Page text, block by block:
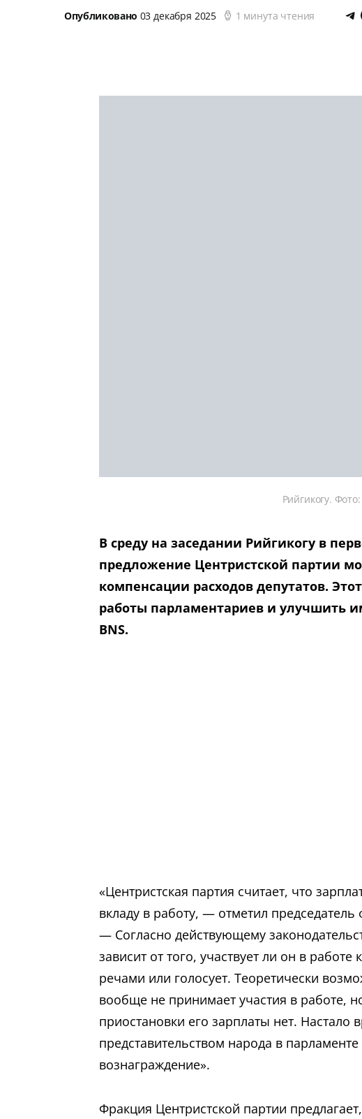
Опубликовано 03 декабря 2025 1 минута чтения
Рийгикогу.
В среду на заседании Рийгикогу в
предложение Центристской партии
компенсации расходов депутатов.
работы парламентариев и улучшить
BNS.
«Центристская партия считает, что
вкладу в работу, — отметил
— Согласно действующему
зависит от того, участвует ли он в
речами или голосует. Теоретически
вообще не принимает участия в работе,
приостановки его зарплаты нет. Настало
представительством народа в парламенте
вознаграждение».
Фракция Центристской партии